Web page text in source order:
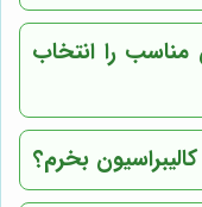
مناسب را انتخاب
بخرم؟